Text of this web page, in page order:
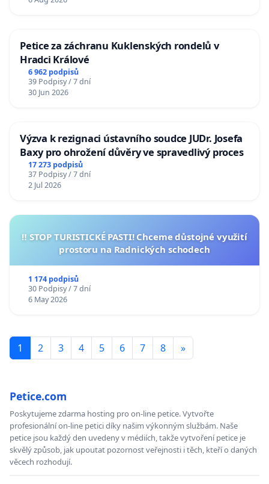
Petice za záchranu Kuklenských rondelů v
Hradci Králové
6 962 podpisů
39 Podpisy / 7 dní
30 Jun 2026
Výzva k rezignaci ústavního soudce JUDr. Josefa
Baxy pro ohrožení důvěry ve spravedlivý proces
17 273 podpisů
37 Podpisy / 7 dní
2 Jul 2026
‼️ STOP TURISTICKÉ PASTI! Chceme důstojné využití
prostoru na Radnických schodech
1 174 podpisů
30 Podpisy / 7 dní
6 May 2026
1 2 3 4 5 6 7 8 »
Petice.com
Poskytujeme zdarma hosting pro on-line petice. Vytvořte
profesionální on-line petici díky našim výkonným službám. Naše
petice jsou každý den uvedeny v médiích, takže vytvoření petice je
skvělý způsob, jak upoutat pozornost veřejnosti i těch, kteří o daných
věcech rozhodují.